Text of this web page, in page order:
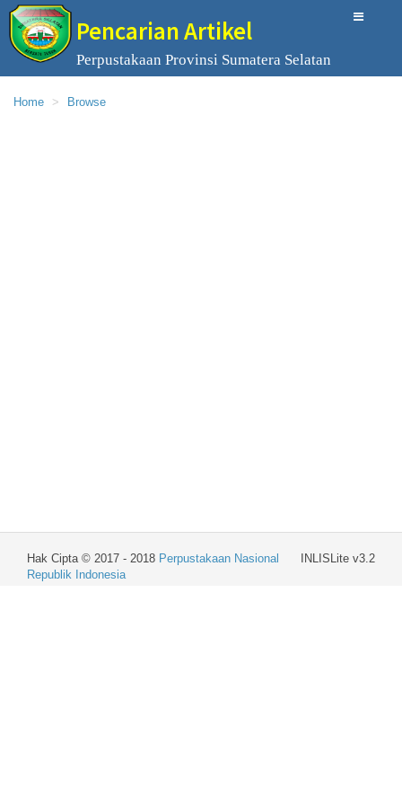
Pencarian Artikel
Perpustakaan Provinsi Sumatera Selatan
Home Browse
INLISLite v3.2
Hak Cipta © 2017 - 2018 Perpustakaan Nasional
Republik Indonesia